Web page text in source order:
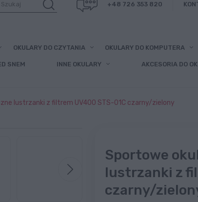
+48 726 353 820
OKULARY DO CZYTANIA OKULARY DO KOMPUTERA
SNEM INNE OKULARY AKCESORIA DO
lustrzanki z filtrem UV400 STS-01C czarny/zielony
Sportowe
lustrzanki z
czarny/